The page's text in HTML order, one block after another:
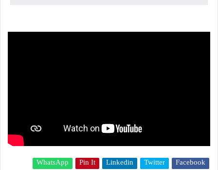
Facebook
Twitter
Linkedin
Pin It
WhatsApp